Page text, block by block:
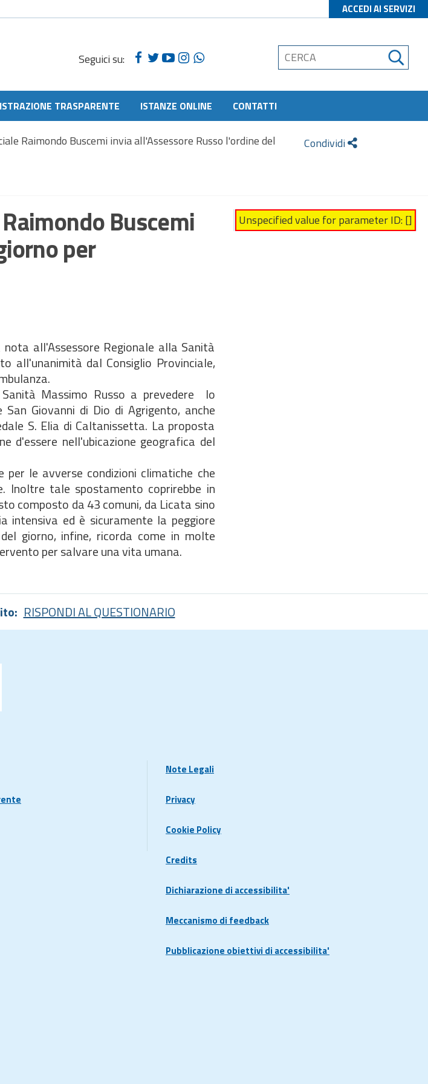
ACCEDI AI SERVIZI
Seguici su:
TRASPARENTE ISTANZE ONLINE CONTATTI
Raimondo Buscemi invia all'Assessore Russo l'ordine del Condividi
Buscemi
per
all'Assessore Regionale alla Sanità
all'unanimità dal Consiglio Provinciale,
Massimo Russo a prevedere lo
Giovanni di Dio di Agrigento, anche
S. Elia di Caltanissetta. La proposta
d'essere nell'ubicazione geografica del
le avverse condizioni climatiche che
Inoltre tale spostamento coprirebbe in
composto da 43 comuni, da Licata sino
intensiva ed è sicuramente la peggiore
giorno, infine, ricorda come in molte
per salvare una vita umana.
Unspecified value for parameter ID: []
RISPONDI AL QUESTIONARIO
Note Legali
Privacy
Cookie Policy
Credits
Dichiarazione di accessibilita'
Meccanismo di feedback
Pubblicazione obiettivi di accessibilita'